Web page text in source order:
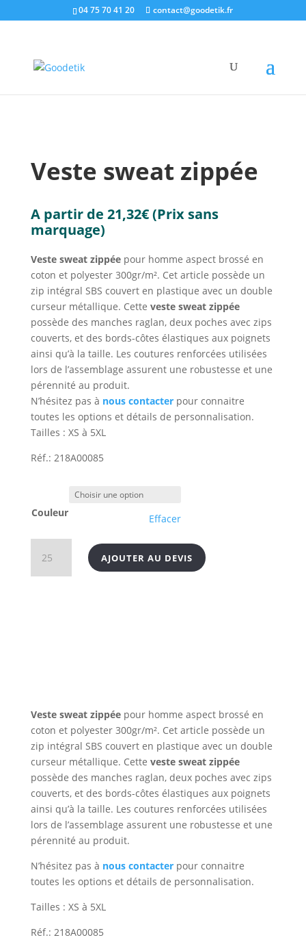
04 75 70 41 20 contact@goodetik.fr
e-shop/Textiles & Casquettes Vestes & Parkas
Veste sweat zippée
A partir de 21,32€(Prix sans
marquage)
Veste sweat zippéepour homme aspect brossé en
coton et polyester 300gr/m². Cet article possède un
zip intégral SBS couvert en plastique avec un double
curseur métallique. Cette veste sweat zippée
possède des manches raglan, deux poches avec zips
couverts, et des bords-côtes élastiques aux poignets
ainsi qu’à la taille. Les coutures renforcées utilisées
lors de l’assemblage assurent une robustesse et une
pérennité au produit.
N’hésitez pas à nous contacterpour connaitre
toutes les options et détails de personnalisation.
Tailles : XS à 5XL
Réf.: 218A00085
Couleur Effacer
Veste
AJOUTER AU DEVIS
Veste sweat zippéepour homme aspect brossé en
coton et polyester 300gr/m². Cet article possède un
zip intégral SBS couvert en plastique avec un double
curseur métallique. Cette veste sweat zippée
possède des manches raglan, deux poches avec zips
couverts, et des bords-côtes élastiques aux poignets
ainsi qu’à la taille. Les coutures renforcées utilisées
lors de l’assemblage assurent une robustesse et une
pérennité au produit.
N’hésitez pas à nous contacterpour connaitre
toutes les options et détails de personnalisation.
Tailles : XS à 5XL
Réf.: 218A00085